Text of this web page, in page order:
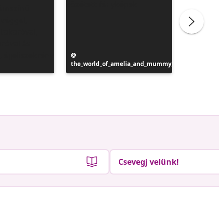
közzétevője
the_world_of_amelia_and_mummy_
Csevegj velünk!